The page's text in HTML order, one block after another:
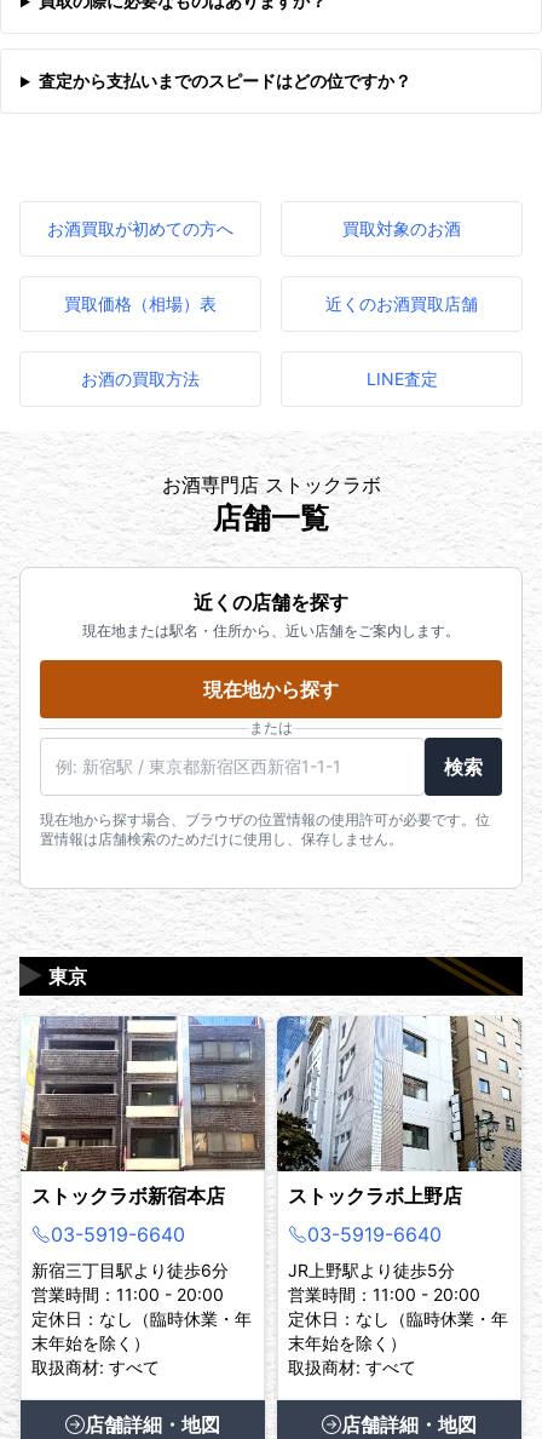
査定から支払いまでのスピードはどの位ですか？
お酒買取が初めての方へ 買取対象のお酒
買取価格（相場）表 近くのお酒買取店舗
お酒の買取方法 LINE査定
お酒専門店 ストックラボ
店舗一覧
近くの店舗を探す
現在地または駅名・住所から、近い店舗をご案内します。
現在地から探す
または
検索
現在地から探す場合、ブラウザの位置情報の使用許可が必要です。位
置情報は店舗検索のためだけに使用し、保存しません。
東京
▶
ストックラボ新宿本店
03-5919-6640
新宿三丁目駅より徒歩6分
営業時間：11:00 - 20:00
定休日：なし（臨時休業・年
末年始を除く）
取扱商材: すべて
店舗詳細・地図
ストックラボ上野店
03-5919-6640
JR上野駅より徒歩5分
営業時間：11:00 - 20:00
定休日：なし（臨時休業・年
末年始を除く）
取扱商材: すべて
店舗詳細・地図